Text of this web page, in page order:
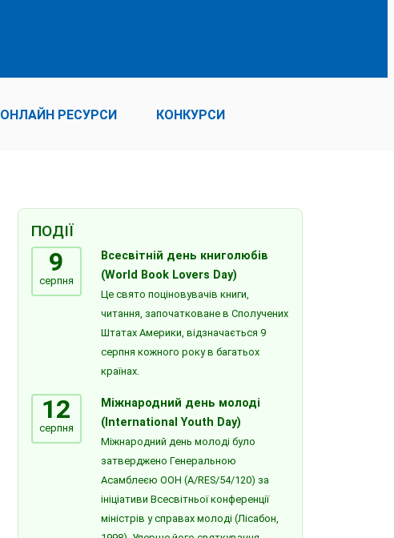
ОНЛАЙН РЕСУРСИ КОНКУРСИ
ПОДІЇ
9
серпня
Всесвітній день книголюбів
(World Book Lovers Day)
Це свято поціновувачів книги,
читання, започатковане в Сполучених
Штатах Америки, відзначається 9
серпня кожного року в багатьох
країнах.
12
серпня
Міжнародний день молоді
(International Youth Day)
Міжнародний день молоді було
затверджено Генеральною
Асамблеєю ООН (A/RES/54/120) за
ініціативи Всесвітньої конференції
міністрів у справах молоді (Лісабон,